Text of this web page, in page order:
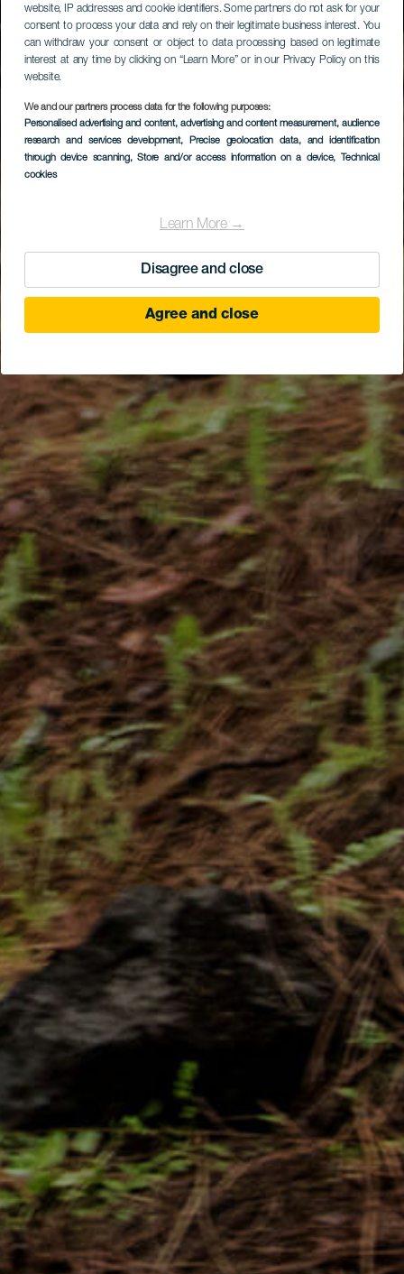
website, IP addresses and cookie identifiers. Some partners do not ask for your
consent to process your data and rely on their legitimate business interest. You
can withdraw your consent or object to data processing based on legitimate
interest at any time by clicking on “Learn More” or in our Privacy Policy on this
website.
We and our partners process data for the following purposes:
Personalised advertising and content, advertising and content measurement, audience
research and services development, Precise geolocation data, and identification
through device scanning, Store and/or access information on a device, Technical
cookies
Learn More →
Disagree and close
Agree and close